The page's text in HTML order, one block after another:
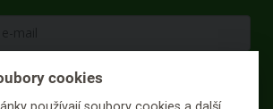
PŘIHLÁSIT K ODBĚRU
cookies